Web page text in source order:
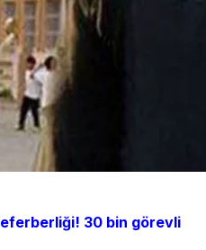
30 bin görevli